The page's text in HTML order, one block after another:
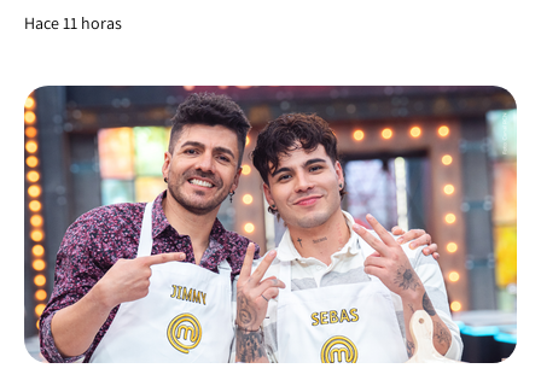
Hace 11 horas